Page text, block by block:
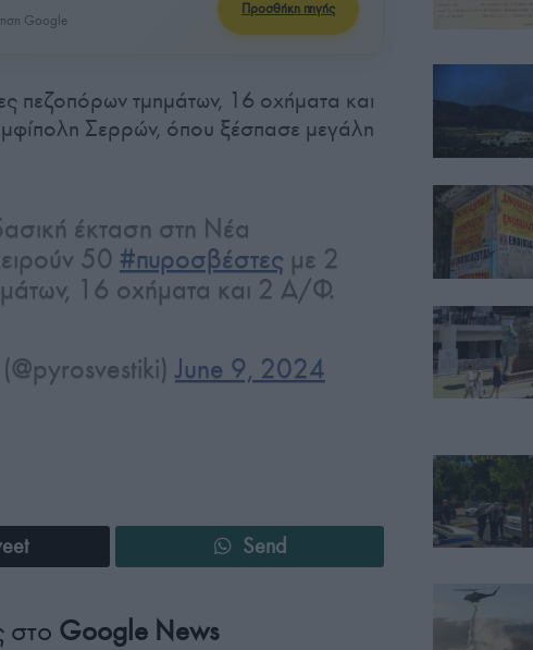
Google
Προσθήκη πηγής
πεζοπόρων τμημάτων, 16 οχήματα και
Σερρών, όπου ξέσπασε μεγάλη
έκταση στη Νέα
50 #πυροσβέστες με 2
16 οχήματα και 2 Α/Φ.
June 9, 2024
Send
στο Google News